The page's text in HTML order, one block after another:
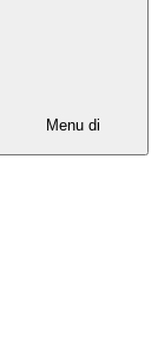
Menu di